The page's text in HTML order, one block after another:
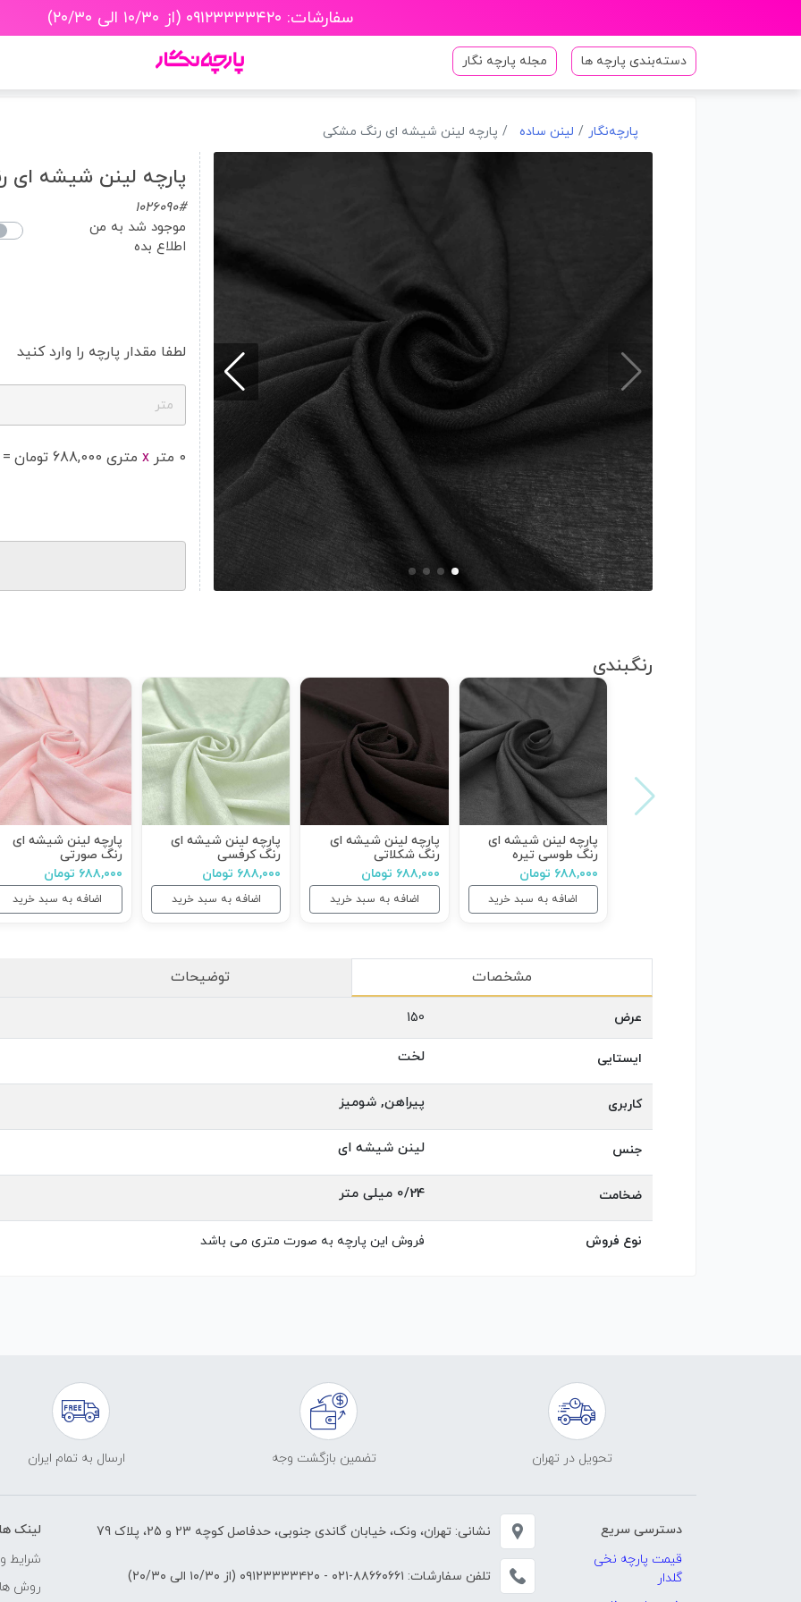
سفارشات: ۰۹۱۲۳۳۳۳۴۲۰ (از ۱۰/۳۰ الی ۲۰/۳۰)
دسته‌بندی پارچه ها مجله پارچه نگار
پارچه‌نگار لینن ساده پارچه لینن شیشه ای رنگ مشکی
پارچه لینن شیشه
1026090#
موجود شد به من
اطلاع بده
لطفا مقدار پارچه را وارد کنید
متر
0 متر x متری 688,000 تومان =
رنگبندی
پارچه لینن شیشه ای
رنگ طوسی تیره
۶۸۸,۰۰۰ تومان
اضافه به سبد خرید
پارچه لینن شیشه ای
رنگ شکلاتی
۶۸۸,۰۰۰ تومان
اضافه به سبد خرید
پارچه لینن شیشه ای
رنگ کرفسی
۶۸۸,۰۰۰ تومان
اضافه به سبد خرید
پارچه لینن شیشه ای
رنگ صورتی
۶۸۸,۰۰۰ تومان
اضافه به سبد خرید
مشخصات توضیحات
عرض 150
ایستایی لخت
کاربری پیراهن, شومیز
جنس لینن شیشه ای
ضخامت 0/24 میلی متر
نوع فروش فروش این پارچه به صورت متری می باشد
تحویل در تهران تضمین بازگشت وجه ارسال به تمام ایران
دسترسی سریع
قیمت پارچه نخی
گلدار
نشانی: تهران، ونک، خیابان گاندی جنوبی، حدفاصل کوچه 23 و 25، پلاک 79
تلفن سفارشات: ۸۸۶۶۰۶۶۱-۰۲۱ - ۰۹۱۲۳۳۳۳۴۲۰ (از ۱۰/۳۰ الی ۲۰/۳۰)
لینک ها
شرایط
روش